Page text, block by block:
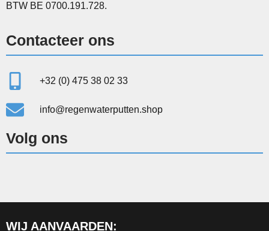
BTW BE 0700.191.728.
Contacteer ons
+32 (0) 475 38 02 33
info@regenwaterputten.shop
Volg ons
WIJ AANVAARDEN: